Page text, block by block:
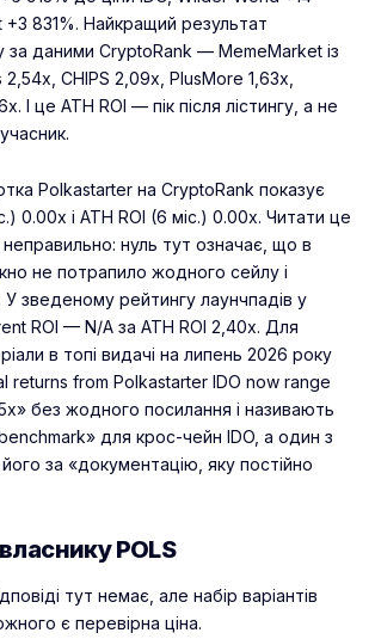
831%. Найкращий результат
за даними CryptoRank — MemeMarket із
2,54x, CHIPS 2,09x, PlusMore 1,63x,
І це ATH ROI — пік після лістингу, а не
Polkastarter на CryptoRank показує
0.00x і ATH ROI (6 міс.) 0.00x. Читати це
неправильно: нуль тут означає, що в
не потрапило жодного сейлу і
У зведеному рейтингу лаунчпадів у
ROI — N/A за ATH ROI 2,40x. Для
в топі видачі на липень 2026 року
returns from Polkastarter IDO now range
без жодного посилання і називають
для крос-чейн IDO, а один з
за «документацію, яку постійно
POLS
тут немає, але набір варіантів
є перевірна ціна.